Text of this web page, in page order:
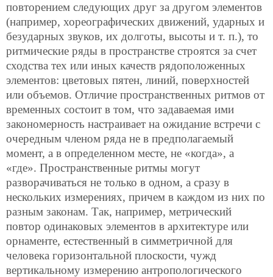
повторением следующих друг за другом элементов
(например, хореографических движений, ударных и
безударных звуков, их долготы, высоты и т. п.), то
ритмические ряды в пространстве строятся за счет
сходства тех или иных качеств рядоположенных
элементов: цветовых пятен, линий, поверхностей
или объемов. Отличие пространственных ритмов от
временных состоит в том, что задаваемая ими
закономерность настраивает на ожидание встречи с
очередным членом ряда не в предполагаемый
момент, а в определенном месте, не «когда», а
«где». Пространственные ритмы могут
разворачиваться не только в одном, а сразу в
нескольких измерениях, причем в каждом из них по
разным законам. Так, например, метрический
повтор одинаковых элементов в архитектуре или
орнаменте, естественный в симметричной для
человека горизонтальной плоскости, чужд
вертикальному измерению антропологического